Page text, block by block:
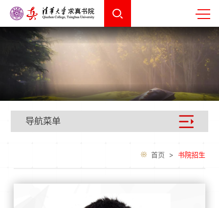
导航菜单
首页 > 书院招生